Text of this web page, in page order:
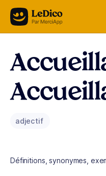
Aller au contenu
adjectif
Définitions, synonymes,